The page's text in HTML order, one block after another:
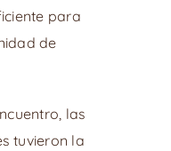
para
de
las
tuvieron la